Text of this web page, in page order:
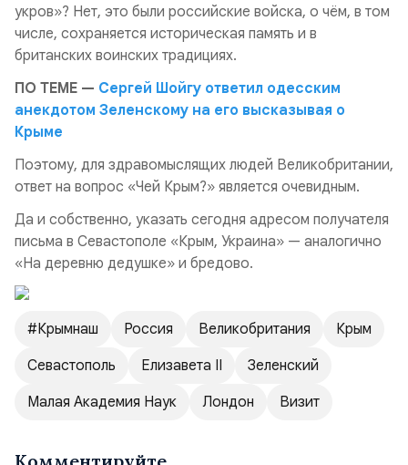
укров»? Нет, это были российские войска, о чём, в том
числе, сохраняется историческая память и в
британских воинских традициях.
ПО ТЕМЕ — Сергей Шойгу ответил одесским
анекдотом Зеленскому на его высказывая о
Крыме
Поэтому, для здравомыслящих людей Великобритании,
ответ на вопрос «Чей Крым?» является очевидным.
Да и собственно, указать сегодня адресом получателя
письма в Севастополе «Крым, Украина» — аналогично
«На деревню дедушке» и бредово.
#крымнаш Россия Великобритания
Крым
Севастополь
Елизавета II
Зеленский
Малая Академия Наук
Лондон Визит